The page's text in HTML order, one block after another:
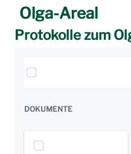
Olga-Areal
Protokolle zum
Elemente auswählen
DOKUMENTE